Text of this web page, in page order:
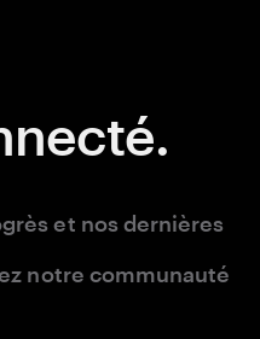
et nos dernières
notre communauté